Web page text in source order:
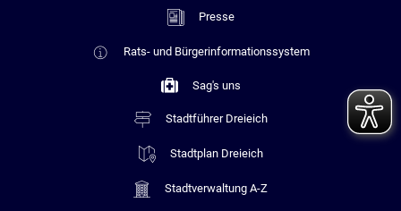
Presse
Rats- und Bürgerinformationssystem
Sag's uns
Stadtführer Dreieich
Stadtplan Dreieich
Stadtverwaltung A-Z